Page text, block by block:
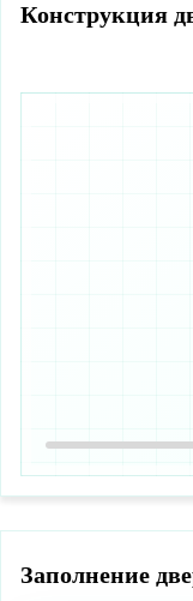
Конструкция
Заполнение